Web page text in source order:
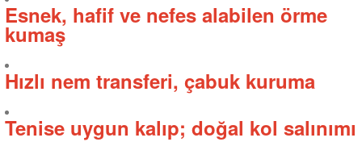
Esnek, hafif ve nefes alabilen örme
kumaş
Hızlı nem transferi, çabuk kuruma
Tenise uygun kalıp; doğal kol salınımı